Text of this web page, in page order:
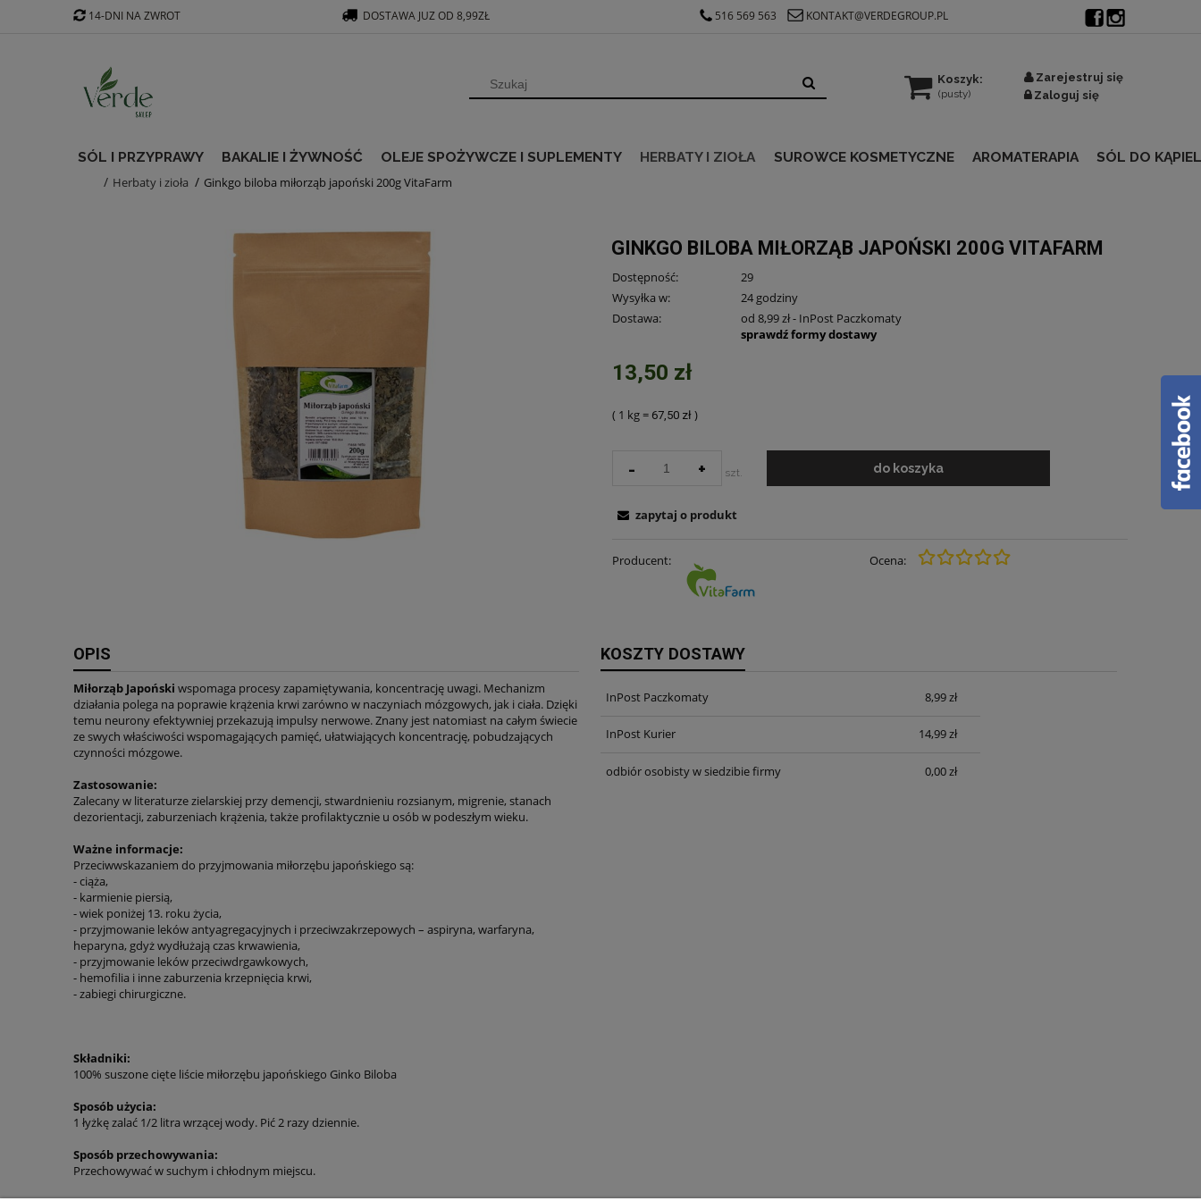
Zarejestruj się
Zaloguj się
Koszyk:
(pusty)
SÓL I PRZYPRAWY BAKALIE I ŻYWNOŚĆ OLEJE SPOŻYWCZE I SUPLEMENTY HERBATY I ZIOŁA SUROWCE KOSMETYCZNE AROMATERAPIA SÓL DO
Herbaty i zioła Ginkgo biloba miłorząb japoński 200g VitaFarm
14-DNI NA ZWROT DOSTAWA JUZ OD 8,99ZŁ 516 569 563 KONTAKT@VERDEGROUP.PL
GINKGO BILOBA MIŁORZĄB JAPOŃSKI 200G VITAFARM
Dostępność:
29
Wysyłka w:
24 godziny
Dostawa:
od 8,99 zł- InPost Paczkomaty
sprawdź formy dostawy
13,50 zł
( 1 kg= 67,50 zł )
- + szt. do koszyka
Ocena:
Producent:
zapytaj o produkt
OPIS
Miłorząb Japoński wspomaga procesy zapamiętywania, koncentrację uwagi. Mechanizm
działania polega na poprawie krążenia krwi zarówno w naczyniach mózgowych, jak i ciała. Dzięki
temu neurony efektywniej przekazują impulsy nerwowe. Znany jest natomiast na całym świecie
ze swych właściwości wspomagających pamięć, ułatwiających koncentrację, pobudzających
czynności mózgowe.
Zastosowanie:
Zalecany w literaturze zielarskiej przy demencji, stwardnieniu rozsianym, migrenie, stanach
dezorientacji, zaburzeniach krążenia, także profilaktycznie u osób w podeszłym wieku.
Ważne informacje:
Przeciwwskazaniem do przyjmowania miłorzębu japońskiego są:
- ciąża,
- karmienie piersią,
- wiek poniżej 13. roku życia,
- przyjmowanie leków antyagregacyjnych i przeciwzakrzepowych – aspiryna, warfaryna,
heparyna, gdyż wydłużają czas krwawienia,
- przyjmowanie leków przeciwdrgawkowych,
- hemofilia i inne zaburzenia krzepnięcia krwi,
- zabiegi chirurgiczne.
Składniki:
100% suszone cięte liście miłorzębu japońskiego Ginko Biloba
Sposób użycia:
1 łyżkę zalać 1/2 litra wrzącej wody. Pić 2 razy dziennie.
Sposób przechowywania:
Przechowywać w suchym i chłodnym miejscu.
KOSZTY DOSTAWY
InPost Paczkomaty 8,99 zł
InPost Kurier 14,99 zł
odbiór osobisty w siedzibie firmy 0,00 zł